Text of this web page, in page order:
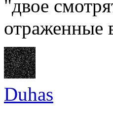
"двое
отраженные
Duhas